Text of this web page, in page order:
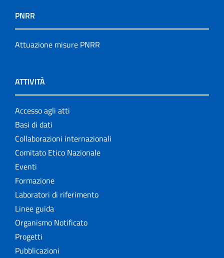
PNRR
Attuazione misure PNRR
ATTIVITÀ
Accesso agli atti
Basi di dati
Collaborazioni internazionali
Comitato Etico Nazionale
Eventi
Formazione
Laboratori di riferimento
Linee guida
Organismo Notificato
Progetti
Pubblicazioni